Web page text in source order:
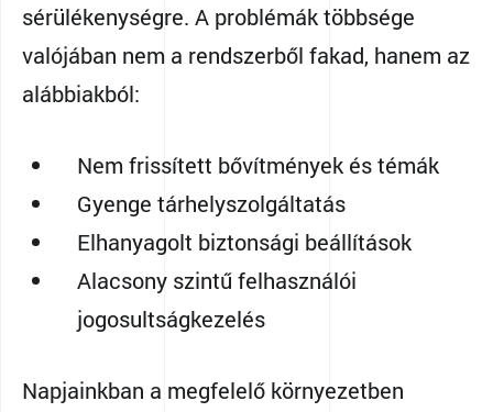
sérülékenységre. A problémák többsége
valójában nem a rendszerből fakad, hanem az
alábbiakból:
Nem frissített bővítmények és témák
Gyenge tárhelyszolgáltatás
Elhanyagolt biztonsági beállítások
Alacsony szintű felhasználói
jogosultságkezelés
Napjainkban a megfelelő környezetben